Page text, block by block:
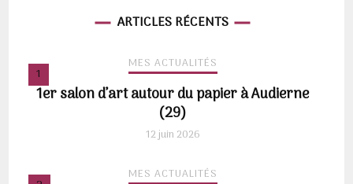
ARTICLES RÉCENTS
MES ACTUALITÉS
1er salon d’art autour du papier à Audierne
(29)
12 juin 2026
MES ACTUALITÉS